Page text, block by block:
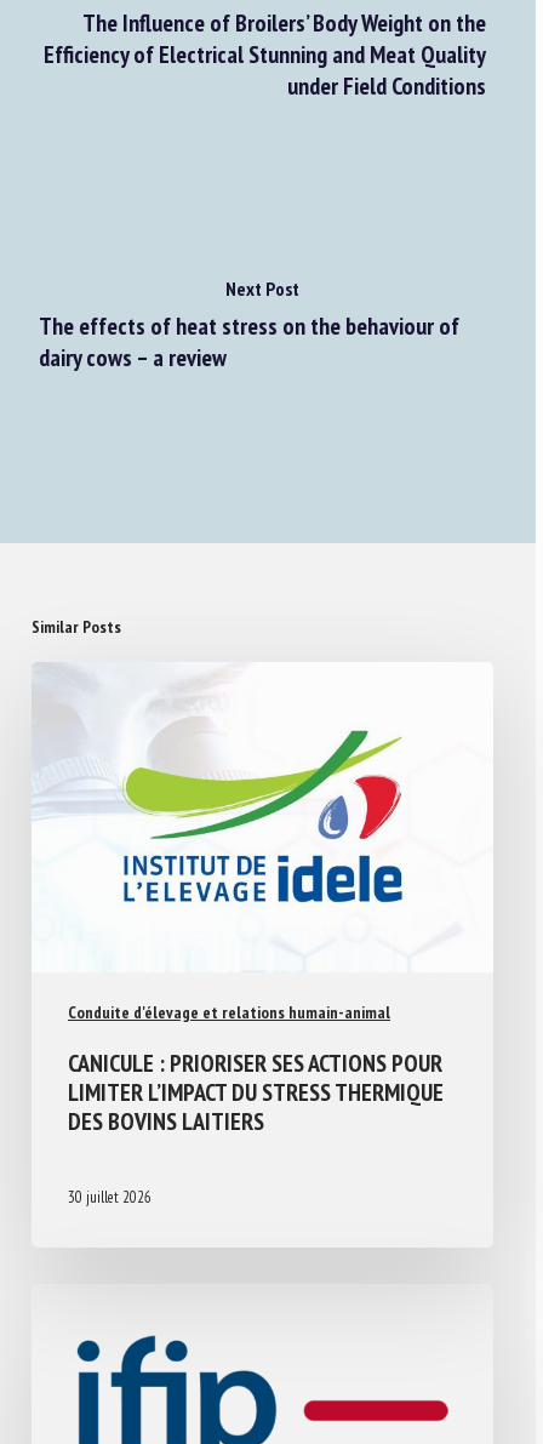
The Influence of Broilers’ Body Weight on the
Efficiency of Electrical Stunning and Meat Quality
under Field Conditions
Next Post
The effects of heat stress on the behaviour of
dairy cows – a review
Similar Posts
Conduite d'élevage et relations humain-animal
CANICULE : PRIORISER SES ACTIONS POUR
LIMITER L’IMPACT DU STRESS THERMIQUE
DES BOVINS LAITIERS
30 juillet 2026